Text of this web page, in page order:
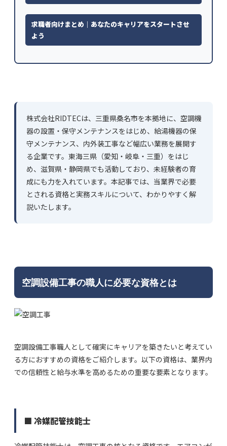
求職者向けまとめ｜あなたのキャリアをスタートさせ
よう
株式会社RIDTECは、三重県桑名市を本拠地に、空調機
器の設置・保守メンテナンスをはじめ、給湯機器の保
守メンテナンス、内外装工事など幅広い業務を展開す
る企業です。東海三県（愛知・岐阜・三重）をはじ
め、滋賀県・静岡県でも活動しており、未経験者の育
成にも力を入れています。本記事では、当業界で必要
とされる資格と実務スキルについて、わかりやすく解
説いたします。
空調設備工事の職人に必要な資格とは
空調設備工事職人として確実にキャリアを築きたいと考えてい
る方におすすめの資格をご紹介します。以下の資格は、業界内
での信頼性と給与水準を高めるための重要な要素となります。
■ 冷媒配管技能士